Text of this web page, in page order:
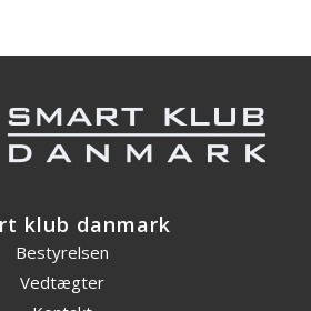
klub danmark
Bestyrelsen
Vedtægter